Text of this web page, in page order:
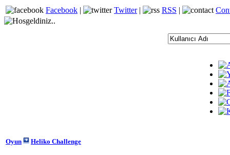
Facebook | Twitter| RSS |
Oyun Heliko Challenge